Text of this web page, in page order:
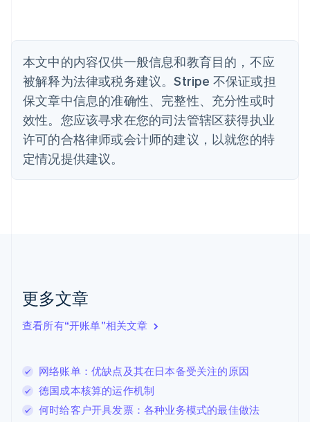
本文中的内容仅供一般信息和教育目的，不应
被解释为法律或税务建议。Stripe 不保证或担
保文章中信息的准确性、完整性、充分性或时
效性。您应该寻求在您的司法管辖区获得执业
许可的合格律师或会计师的建议，以就您的特
定情况提供建议。
更多文章
查看所有“开账单”相关文章
网络账单：优缺点及其在日本备受关注的原因
德国成本核算的运作机制
何时给客户开具发票：各种业务模式的最佳做法
丹麦
English
德国
DeutschEnglish
法国
芬兰
English Svenska
荷兰
立陶宛
列支敦士登
FrançaisDeutschEnglish
罗马尼亚
English
马尔他